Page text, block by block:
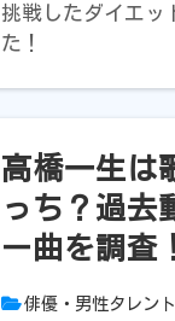
挑戦したダイエッ
た！
高橋一生は
っち？過去
ー曲を調査
俳優・男性タレント